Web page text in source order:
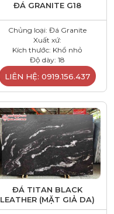
ĐÁ GRANITE G18
Chủng loại: Đá Granite
Xuất xứ:
Kích thước: Khổ nhỏ
Độ dày: 18
LIÊN HỆ: 0919.156.437
ĐÁ TITAN BLACK
LEATHER (MẶT GIẢ DA)